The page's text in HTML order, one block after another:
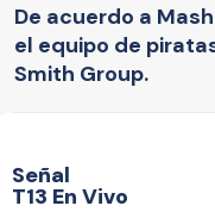
De acuerdo a
el equipo de
Smith Group.
Señal
T13 En Vivo